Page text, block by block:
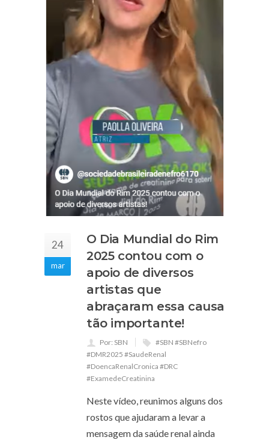
24
mar
O Dia Mundial do Rim
2025 contou com o
apoio de diversos
artistas que
abraçaram essa causa
tão importante!
Por: SBN
#SBN #SBNefro
#DMR2025 #SaudeRenal
#DoencaRenalCronica #DRC
#ExamedeCreatinina
Neste vídeo, reunimos alguns dos
rostos que ajudaram a levar a
mensagem da saúde renal ainda